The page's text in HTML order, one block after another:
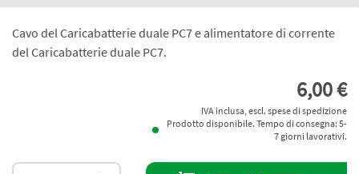
Cavo del Caricabatterie duale PC7 e alimentatore di corrente
del Caricabatterie duale PC7.
6,00 €
IVA inclusa, escl. spese di spedizione
Prodotto disponibile. Tempo di consegna: 5-
7 giorni lavorativi.